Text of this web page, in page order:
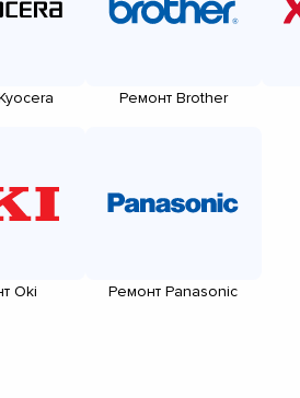
Ремонт Brother
Oki Ремонт Panasonic